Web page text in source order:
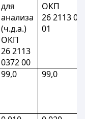
для
анализа
(ч.д.а.)
ОКП
26 2113
0372 00
ОКП
26 2113
01
99,0 99,0